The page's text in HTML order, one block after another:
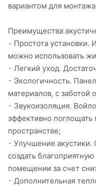
вариантом для
Преимущества
⁃ Простота установки.
можно использовать
⁃ Легкий уход.
⁃ Экологичность.
материалов, с заботой
⁃ Звукоизоляция.
эффективно поглощать
пространстве;
⁃ Улучшение
создать
помещении за счет
⁃ Дополнительная